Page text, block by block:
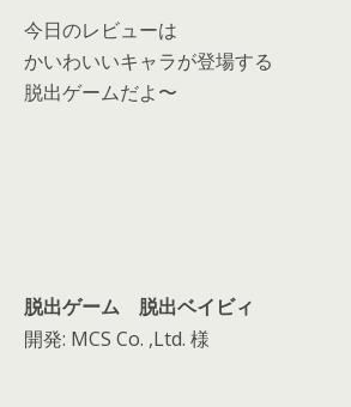
今日のレビューは
かいわいいキャラが登場する
脱出ゲームだよ〜
脱出ゲーム 脱出ベイビィ
開発: MCS Co. ,Ltd. 様